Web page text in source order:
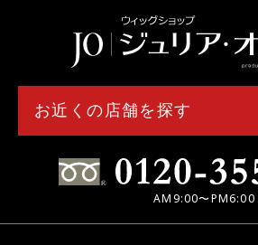
お近くの店舗を探す
AM9:00〜PM6:00